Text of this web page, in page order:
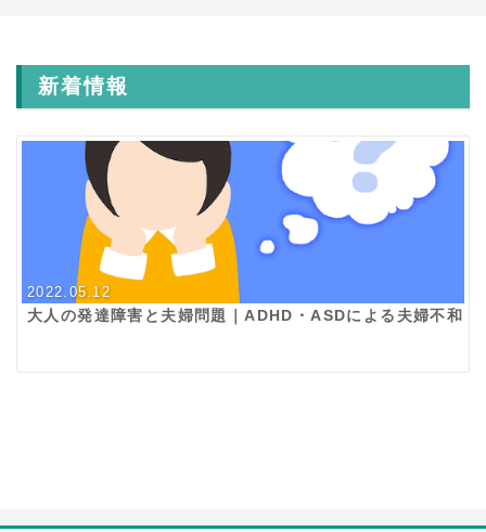
新着情報
2022.05.12
大人の発達障害と夫婦問題｜ADHD・ASDによる夫婦不和